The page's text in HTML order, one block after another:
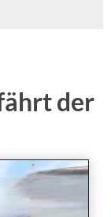
der